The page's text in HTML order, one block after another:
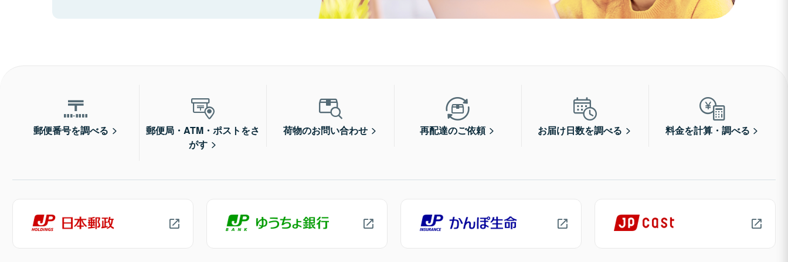
郵便番号を調べる
郵便局・ATM・ポストをさ
がす
荷物のお問い合わせ 再配達のご依頼 お届け日数を調べる 料金を計算・調べる